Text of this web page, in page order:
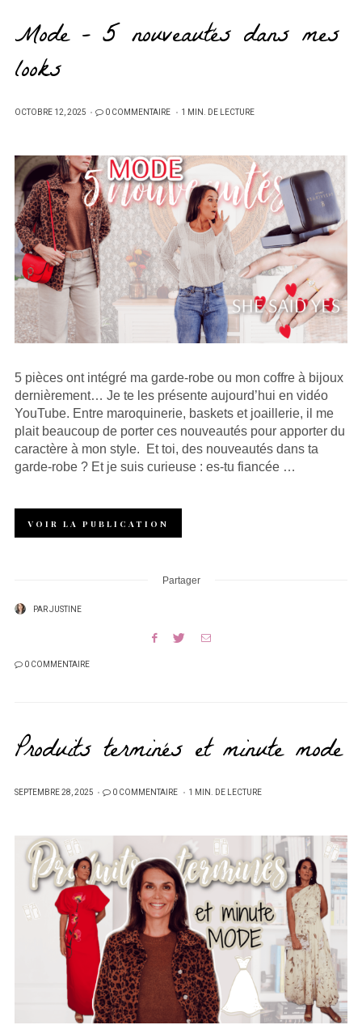
Mode – 5 nouveautés dans mes
looks
PUBLIÉ
OCTOBRE 12, 2025 0 COMMENTAIRE 1 MIN. DE LECTURE
5 pièces ont intégré ma garde-robe ou mon coffre à bijoux
dernièrement… Je te les présente aujourd’hui en vidéo
YouTube. Entre maroquinerie, baskets et joaillerie, il me
plait beaucoup de porter ces nouveautés pour apporter du
caractère à mon style. Et toi, des nouveautés dans ta
garde-robe ? Et je suis curieuse : es-tu fiancée …
VOIR LA PUBLICATION
Partager
PARJUSTINE
0 COMMENTAIRE
Produits terminés et minute mode
PUBLIÉ
SEPTEMBRE 28, 2025 0 COMMENTAIRE 1 MIN. DE LECTURE